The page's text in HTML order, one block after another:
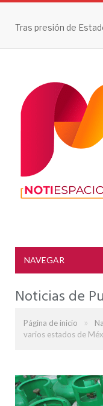
NAVEGAR
Noticias de
Página de inicio »
varios estados de